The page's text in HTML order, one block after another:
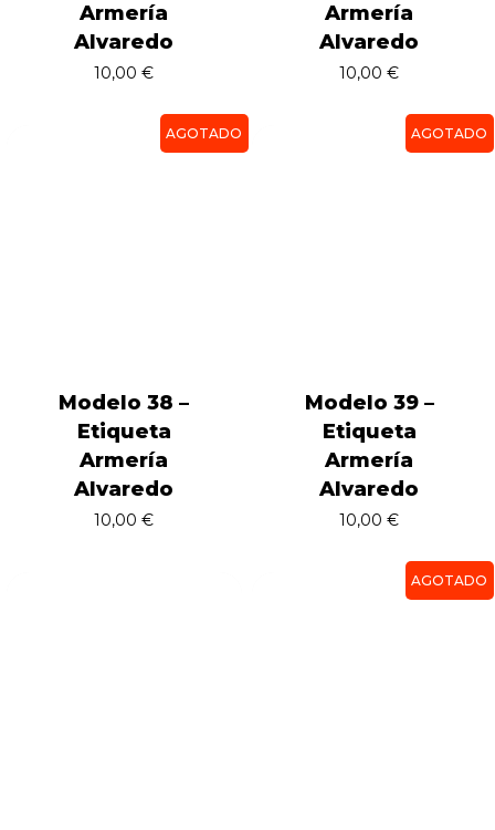
Armería
Alvaredo
10,00€
Armería
Alvaredo
10,00€
Modelo 38 –
Etiqueta
Armería
Alvaredo
10,00€
AGOTADO
Modelo 39 –
Etiqueta
Armería
Alvaredo
10,00€
AGOTADO
AGOTADO